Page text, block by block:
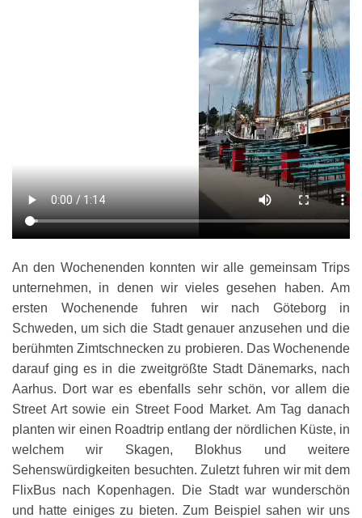
An den Wochenenden konnten wir alle gemeinsam Trips
unternehmen, in denen wir vieles gesehen haben. Am
ersten Wochenende fuhren wir nach Göteborg in
Schweden, um sich die Stadt genauer anzusehen und die
berühmten Zimtschnecken zu probieren. Das Wochenende
darauf ging es in die zweitgrößte Stadt Dänemarks, nach
Aarhus. Dort war es ebenfalls sehr schön, vor allem die
Street Art sowie ein Street Food Market. Am Tag danach
planten wir einen Roadtrip entlang der nördlichen Küste, in
welchem wir Skagen, Blokhus und weitere
Sehenswürdigkeiten besuchten. Zuletzt fuhren wir mit dem
FlixBus nach Kopenhagen. Die Stadt war wunderschön
und hatte einiges zu bieten. Zum Beispiel sahen wir uns